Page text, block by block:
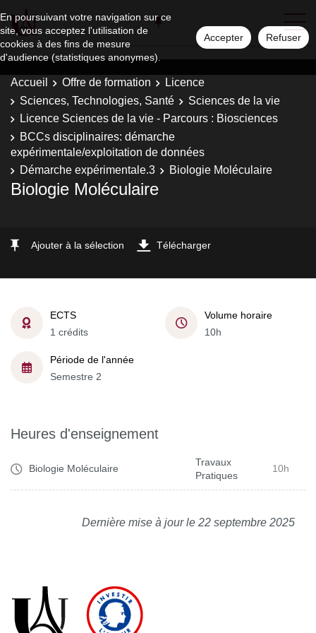
En poursuivant votre navigation sur ce
site, vous acceptez l'utilisation de
cookies à des fins de mesure
d'audience (statistiques anonymes).
Accepter Refuser
Accueil Offre de formation
Licence
Sciences, Technologies, Santé
Sciences de la vie
Licence Sciences de la vie - Parcours : Biosciences
BCCs disciplinaires: démarche
expérimentale/exploitation de données
Démarche expérimentale.3
Biologie Moléculaire
Biologie Moléculaire
Ajouter à la sélection Télécharger
ECTS
1 crédits
Volume horaire
10h
Période de l'année
Semestre 2
Heures d'enseignement
Biologie Moléculaire
Travaux
Pratiques
10h
Dernière mise à jour le 22 septembre 2025